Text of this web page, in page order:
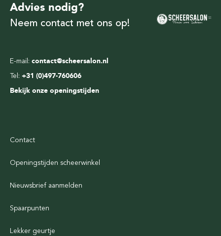
E-mail: contact@scheersalon.nl
Tel: +31 (0)497-760606
Bekijk onze openingstijden
Advies nodig?
Neem contact met ons op!
Contact
Openingstijden scheerwinkel
Nieuwsbrief aanmelden
Spaarpunten
Lekker geurtje